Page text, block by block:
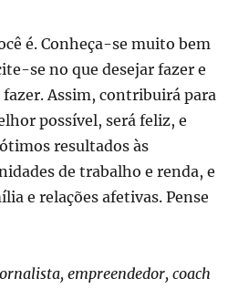
é. Conheça-se muito bem
se no que desejar fazer e
Assim, contribuirá para
possível, será feliz, e
resultados às
de trabalho e renda, e
e relações afetivas. Pense
empreendedor, coach